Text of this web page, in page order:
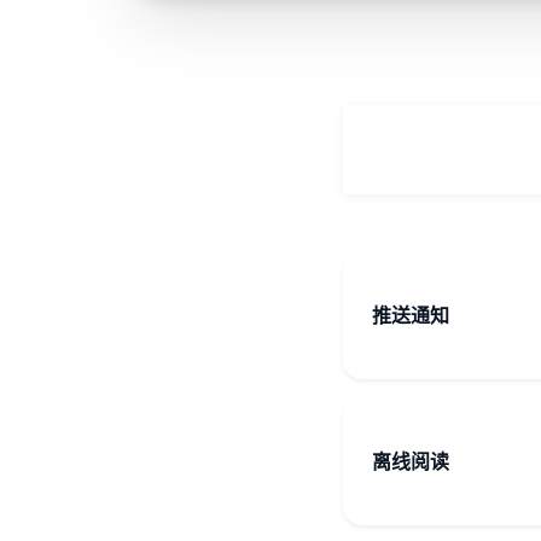
推送通知
离线阅读